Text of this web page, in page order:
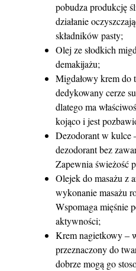
pobudza produkcję
działanie
składników pasty;
Olej ze słodkich
demakijażu;
Migdałowy krem do
dedykowany cerze
dlatego ma
kojąco i jest
Dezodorant w kulce
dezodorant bez
Zapewnia świeżość
Olejek do masażu z
wykonanie masażu
Wspomaga mięśnie
aktywności;
Krem nagietkowy ‒
przeznaczony do
dobrze mogą go